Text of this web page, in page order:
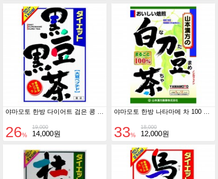
야마모토 한방 다이어트 검은 콩 홍차 8gX24포
19,000
26% 14,000원
야마모토 한방 나타마메 차 100 % 6gX12포
18,000
33% 12,000원